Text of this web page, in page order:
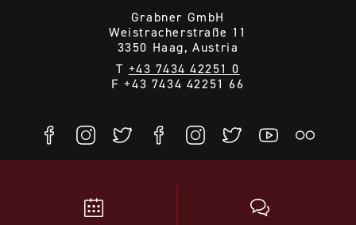
Grabner GmbH
Weistracherstraße 11
3350 Haag, Austria
T +43 7434 42251 0
F +43 7434 42251 66